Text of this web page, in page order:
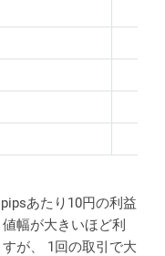
あたり10円の利益
幅が大きいほど利
が、 1回の取引で大